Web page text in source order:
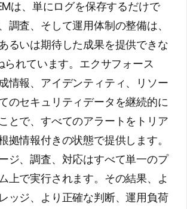
は、単にログを保存するだけで
調査、そして運用体制の整備は、
るいは期待した成果を提供できな
られています。エクサフォース
情報、アイデンティティ、リソー
のセキュリティデータを継続的に
とで、すべてのアラートをトリア
拠情報付きの状態で提供します。
ジ、調査、対応はすべて単一のプ
上で実行されます。その結果、よ
ッジ、より正確な判断、運用負荷